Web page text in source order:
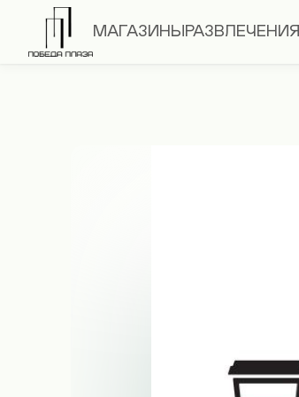
МАГАЗИНЫ РАЗВЛЕЧЕНИЯ